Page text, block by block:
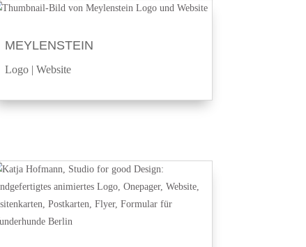
MEYLENSTEIN
Logo| Website